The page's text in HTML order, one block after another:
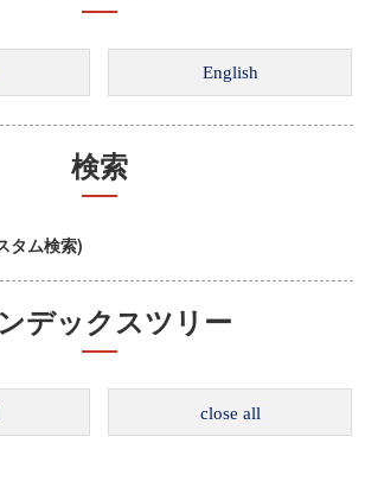
検索
タム検索)
デックスツリー
close all